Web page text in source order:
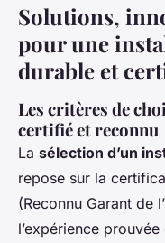
Solutions,
pour une
durable et
Les critères de
certifié et reconnu
La sélection d’un
repose sur la
(Reconnu Garant de
l’expérience